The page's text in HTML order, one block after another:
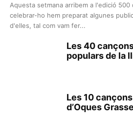
Aquesta setmana arribem a l'edició 500
celebrar-ho hem preparat algunes
d'elles, tal com vam fer...
Les 40
populars de la
Les 10
d’Oques